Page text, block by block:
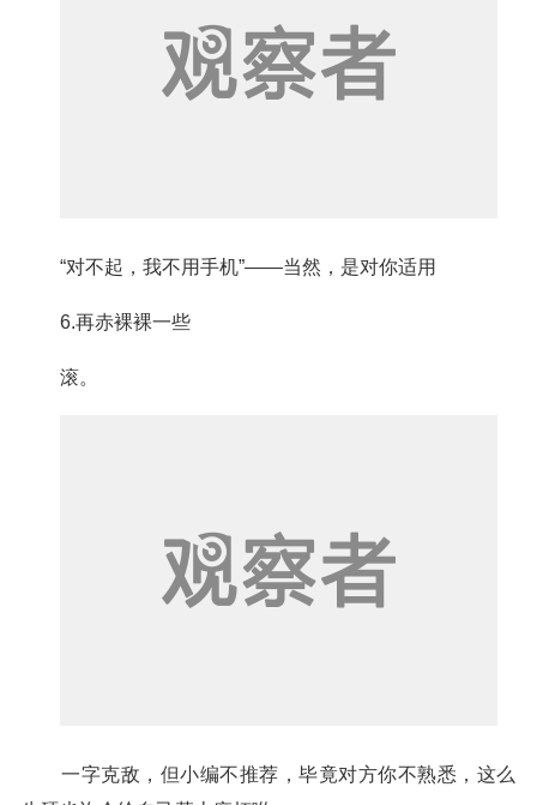
“对不起，我不用手机”——当然，是对你适用
6.再赤裸裸一些
滚。
一字克敌，但小编不推荐，毕竟对方你不熟悉，这么